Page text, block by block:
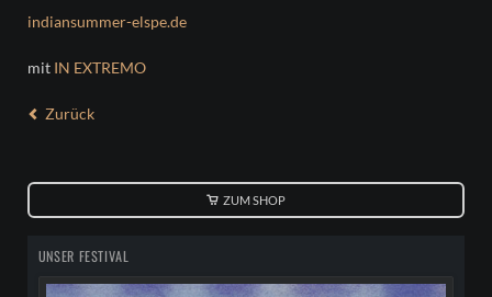
indiansummer-elspe.de
mit IN EXTREMO
Zurück
ZUM SHOP
UNSER FESTIVAL